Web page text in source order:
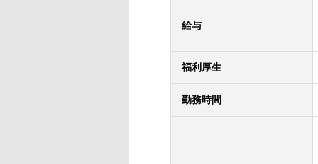
給与
福利厚生
勤務時間